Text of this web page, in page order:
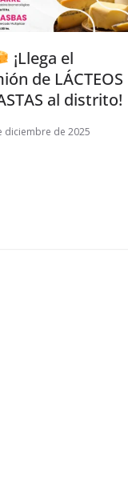
¡Llega el
de LÁCTEOS
al distrito!
diciembre de 2025